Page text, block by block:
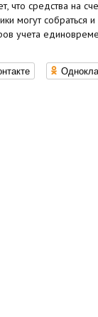
что средства на
могут собраться
учета